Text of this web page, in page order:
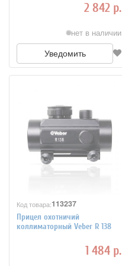
2 842 р.
нет в наличии
Уведомить
Код товара:113237
Прицел охотничий
коллиматорный Veber R 138
1 484 р.